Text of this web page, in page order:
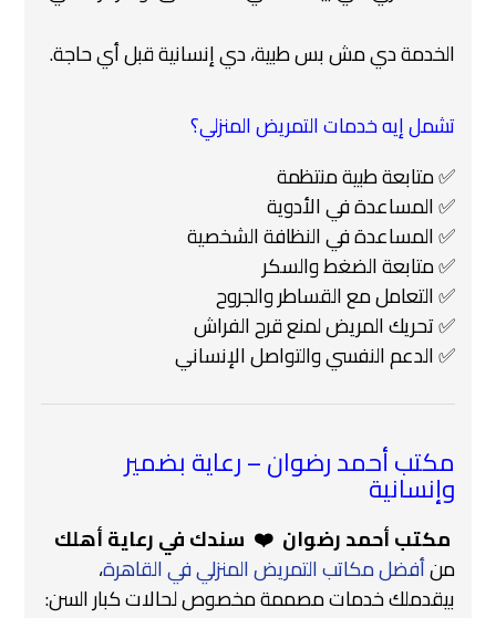
الخدمة دي مش بس طبية، دي إنسانية قبل أي حاجة.
تشمل إيه خدمات التمريض المنزلي؟
✅ متابعة طبية منتظمة
✅ المساعدة في الأدوية
✅ المساعدة في النظافة الشخصية
✅ متابعة الضغط والسكر
✅ التعامل مع القساطر والجروح
✅ تحريك المريض لمنع قرح الفراش
✅ الدعم النفسي والتواصل الإنساني
مكتب أحمد رضوان – رعاية بضمير
وإنسانية
‍ مكتب أحمد رضوان ❤️‍ سندك في رعاية أهلك
منأفضل مكاتب التمريض المنزلي في القاهرة،
بيقدملك خدمات مصممة مخصوص لحالات كبار السن: